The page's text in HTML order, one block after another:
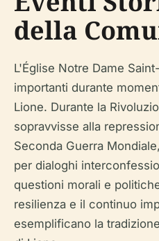
della
L'Église Notre Dame
importanti durante
Lione. Durante la
sopravvisse alla
Seconda Guerra
per dialoghi
questioni morali e
resilienza e il continuo
esemplificano la